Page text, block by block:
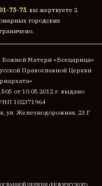
75-75, вы жертвуете 2
городских
Матери «Всецарица»
Православной Церкви
от 10.05.2012 г. выдано
102371964
ул. Железнодорожная, 23 Г
ЦЕРКВИ (БЕЛОРУССКОГО